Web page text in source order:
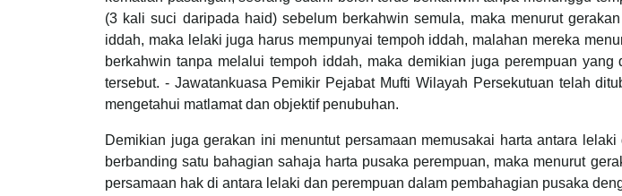
(3 kali suci daripada haid) sebelum berkahwin semula, maka menurut
iddah, maka lelaki juga harus mempunyai tempoh iddah, malahan mereka
berkahwin tanpa melalui tempoh iddah, maka demikian juga perempuan
tersebut. - Jawatankuasa Pemikir Pejabat Mufti Wilayah Persekutuan telah
mengetahui matlamat dan objektif penubuhan.
Demikian juga gerakan ini menuntut persamaan memusakai harta antara
berbanding satu bahagian sahaja harta pusaka perempuan, maka menurut
persamaan hak di antara lelaki dan perempuan dalam pembahagian pusaka